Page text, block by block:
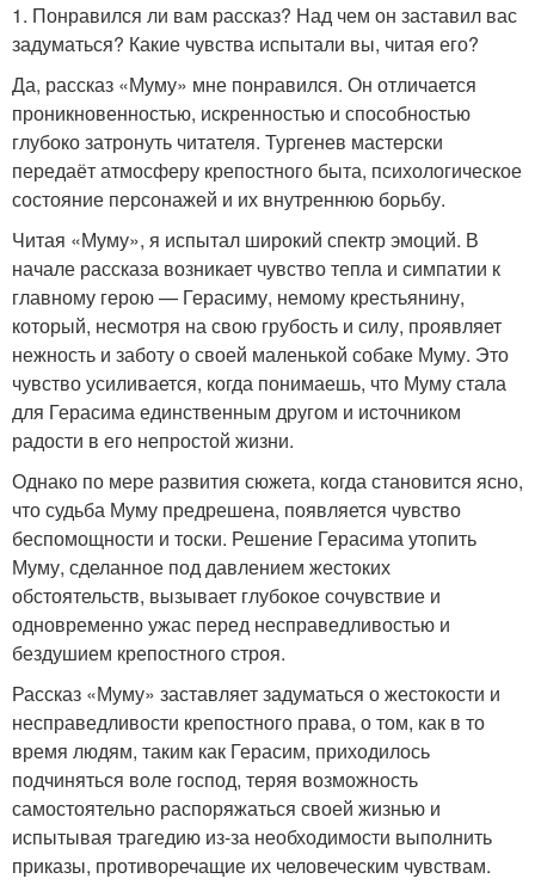
1. Понравился ли вам рассказ? Над чем он заставил вас
задуматься? Какие чувства испытали вы, читая его?
Да, рассказ «Муму» мне понравился. Он отличается
проникновенностью, искренностью и способностью
глубоко затронуть читателя. Тургенев мастерски
передаёт атмосферу крепостного быта, психологическое
состояние персонажей и их внутреннюю борьбу.
Читая «Муму», я испытал широкий спектр эмоций. В
начале рассказа возникает чувство тепла и симпатии к
главному герою — Герасиму, немому крестьянину,
который, несмотря на свою грубость и силу, проявляет
нежность и заботу о своей маленькой собаке Муму. Это
чувство усиливается, когда понимаешь, что Муму стала
для Герасима единственным другом и источником
радости в его непростой жизни.
Однако по мере развития сюжета, когда становится ясно,
что судьба Муму предрешена, появляется чувство
беспомощности и тоски. Решение Герасима утопить
Муму, сделанное под давлением жестоких
обстоятельств, вызывает глубокое сочувствие и
одновременно ужас перед несправедливостью и
бездушием крепостного строя.
Рассказ «Муму» заставляет задуматься о жестокости и
несправедливости крепостного права, о том, как в то
время людям, таким как Герасим, приходилось
подчиняться воле господ, теряя возможность
самостоятельно распоряжаться своей жизнью и
испытывая трагедию из-за необходимости выполнить
приказы, противоречащие их человеческим чувствам.